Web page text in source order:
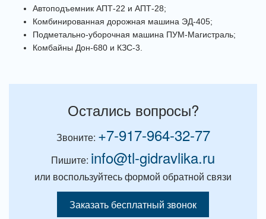
Автоподъемник АПТ-22 и АПТ-28;
Комбинированная дорожная машина ЭД-405;
Подметально-уборочная машина ПУМ-Магистраль;
Комбайны Дон-680 и КЗС-3.
Остались вопросы?
Звоните: +7-917-964-32-77
Пишите: info@tl-gidravlika.ru
или воспользуйтесь формой обратной связи
Заказать бесплатный звонок